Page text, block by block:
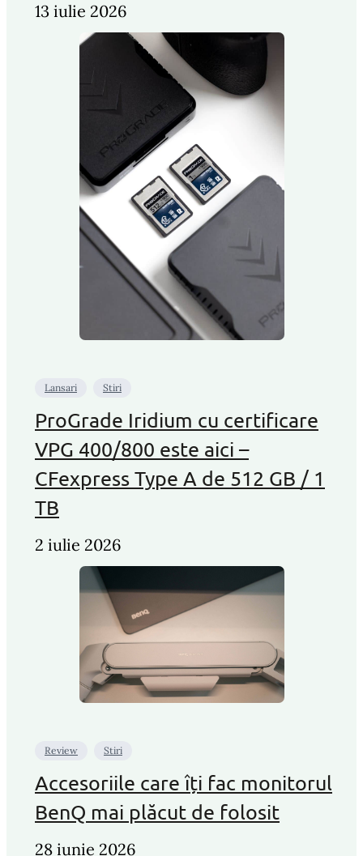
13 iulie 2026
Lansari Stiri
ProGrade Iridium cu certificare
VPG 400/800 este aici –
CFexpress Type A de 512 GB / 1
TB
2 iulie 2026
Review Stiri
Accesoriile care îți fac monitorul
BenQ mai plăcut de folosit
28 iunie 2026